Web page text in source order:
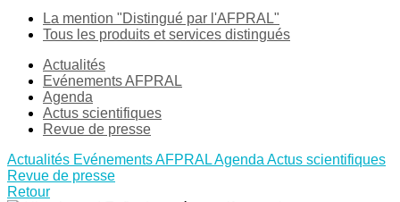
La mention "Distingué par l'AFPRAL"
Tous les produits et services distingués
Actualités
Evénements AFPRAL
Agenda
Actus scientifiques
Revue de presse
Actualités Evénements AFPRALAgenda Actus scientifiques
Revue de presse
Retour